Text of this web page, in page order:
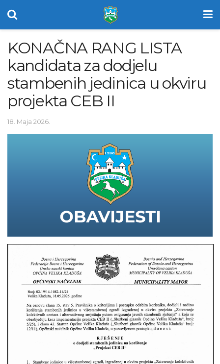
KONAČNA RANG LISTA
kandidata za dodjelu
stambenih jedinica u okviru
projekta CEB II
18. Maja 2026.